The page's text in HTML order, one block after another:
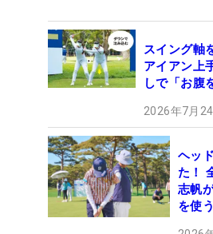
スイング軸
アイアン上
しで「お腹
2026年7月
ヘッ
た！
志帆
を使